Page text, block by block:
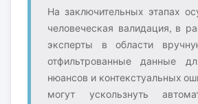
На заключительных этапах
человеческая валидация, в
эксперты в области
отфильтрованные данные
нюансов и контекстуальных
могут ускользнуть